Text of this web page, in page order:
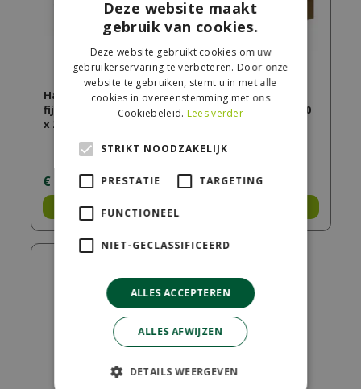
Hardhouten
fijnbezaagde plank 2
x 20 x 400 cm.
€ 50
Bestel
Douglas
fijnbezaagde paal 20
€195,00
Deze website maakt
gebruik van cookies.
Deze website gebruikt cookies om uw
gebruikerservaring te verbeteren. Door onze
website te gebruiken, stemt u in met alle
cookies in overeenstemming met ons
Cookiebeleid. Lees verder
STRIKT NOODZAKELIJK
PRESTATIE TARGETING
FUNCTIONEEL
NIET-GECLASSIFICEERD
ALLES ACCEPTEREN
ALLES AFWIJZEN
DETAILS WEERGEVEN